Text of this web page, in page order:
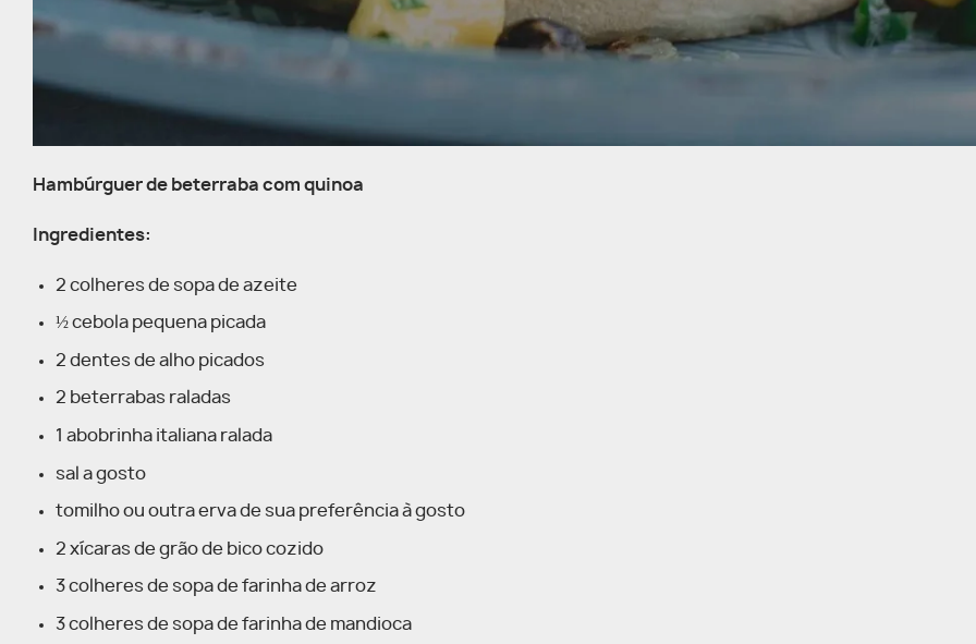
Hambúrguer de beterraba com quinoa
Ingredientes:
2 colheres de sopa de azeite
½ cebola pequena picada
2 dentes de alho picados
2 beterrabas raladas
1 abobrinha italiana ralada
sal a gosto
tomilho ou outra erva de sua preferência à gosto
2 xícaras de grão de bico cozido
3 colheres de sopa de farinha de arroz
3 colheres de sopa de farinha de mandioca